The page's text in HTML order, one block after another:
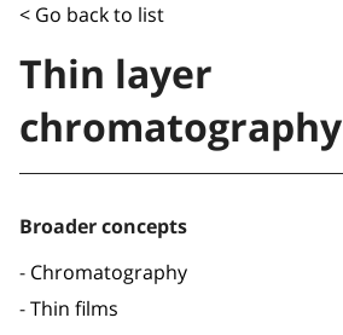
< Go back to list
Thin layer
chromatography
Broader concepts
Chromatography
Thin films